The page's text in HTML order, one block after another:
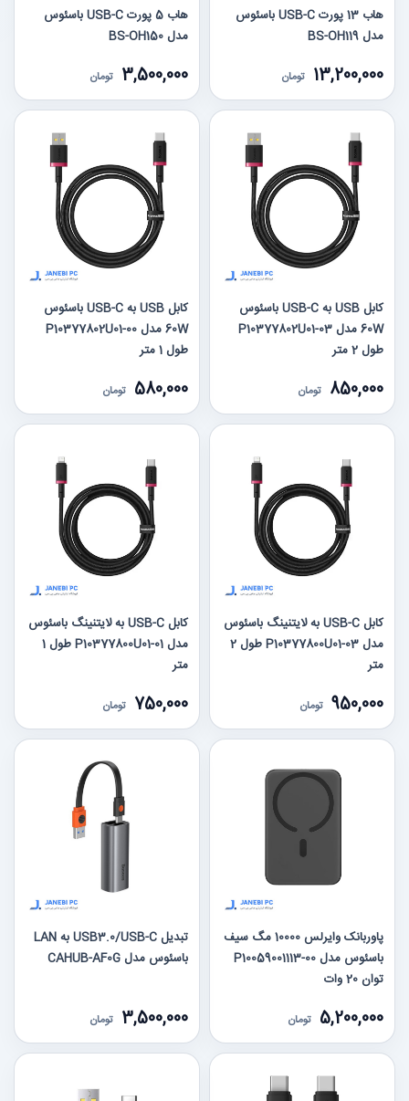
هاب 13 پورت USB-C باسئوس
مدل BS-OH119
13,200,000 تومان
هاب 5 پورت USB-C باسئوس
مدل BS-OH150
3,500,000 تومان
کابل USB به USB-C باسئوس
60W مدل P10377802U01-03
طول 2 متر
850,000 تومان
کابل USB به USB-C باسئوس
60W مدل P10377802U01-00
طول 1 متر
580,000 تومان
کابل USB-C به لایتنینگ باسئوس
مدل P10377800U01-03 طول 2
متر
950,000 تومان
کابل USB-C به لایتنینگ باسئوس
مدل P10377800U01-01 طول 1
متر
750,000 تومان
پاوربانک وایرلس 10000 مگ سیف
باسئوس مدل P10059001113-00
توان 20 وات
5,200,000 تومان
تبدیل USB3.0/USB-C به LAN
باسئوس مدل CAHUB-AF0G
3,500,000 تومان